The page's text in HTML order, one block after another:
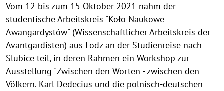
Vom 12 bis zum 15 Oktober 2021 nahm der
studentische Arbeitskreis "Koło Naukowe
Awangardystów" (Wissenschaftlicher Arbeitskreis der
Avantgardisten) aus Lodz an der Studienreise nach
Slubice teil, in deren Rahmen ein Workshop zur
Ausstellung "Zwischen den Worten - zwischen den
Völkern. Karl Dedecius und die polnisch-deutschen